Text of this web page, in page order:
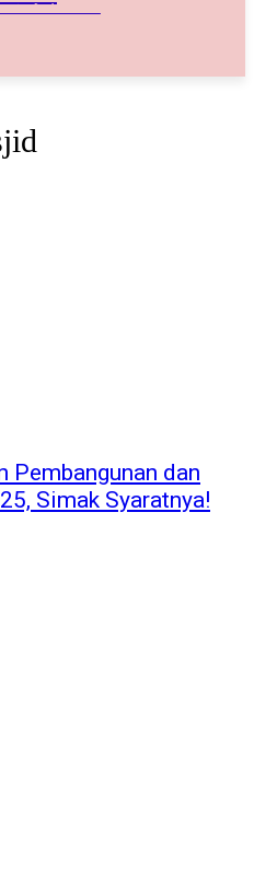
Indonesia
Pembangunan dan
Simak Syaratnya!